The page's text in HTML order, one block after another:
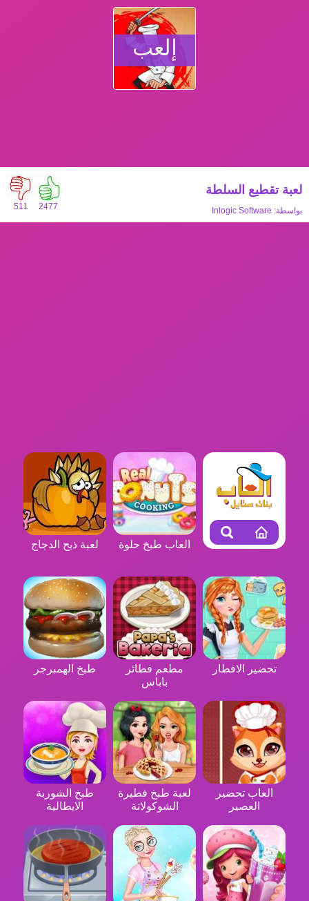
إلعب
511 2477
لعبة تقطيع السلطة
بواسطة: Inlogic Software
العاب طبخ حلوة لعبة ذبح الدجاج
تحضير الافطار
مطعم فطائر
باباس
طبخ الهمبرجر
العاب تحضير
العصير
لعبة طبخ فطيرة
الشوكولاتة
طبخ الشوربة
الايطالية